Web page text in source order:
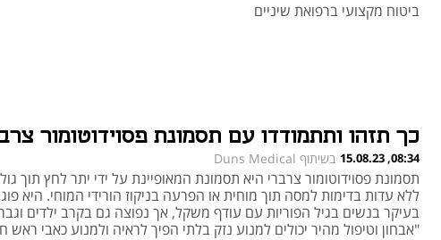
ביטוח מקצועי ברפואת שיניים
כך תזהו ותתמודדו עם תסמונת פסוידוטומור
08:34, 15.08.23 בשיתוף Duns Medical
תסמונת פסוידוטומור צרברי היא תסמונת המאופיינת על ידי יתר לחץ תוך
ללא עדות בדימות למסה תוך מוחית או הפרעה בניקוז הורידי המוחי. היא
בעיקר בנשים בגיל הפוריות עם עודף משקל, אך נפוצה גם בקרב ילדים
"אבחון וטיפול מהיר יכולים למנוע נזק בלתי הפיך לראיה ולמנוע כאבי ראש